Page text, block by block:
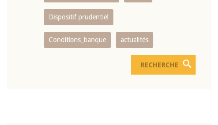
Dispositif prudentiel
Conditions_banque actualités